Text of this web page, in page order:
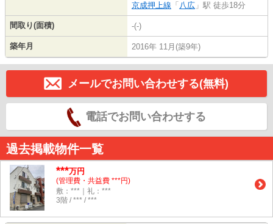
京成押上線 「 八広 」駅 徒歩18分
間取り(面積) -(-)
築年月 2016年 11月(築9年)
メールでお問い合わせする(無料)
電話でお問い合わせする
過去掲載物件一覧
***万円
(管理費・共益費 ***円)
敷：***｜礼：***
3階 / *** / ***